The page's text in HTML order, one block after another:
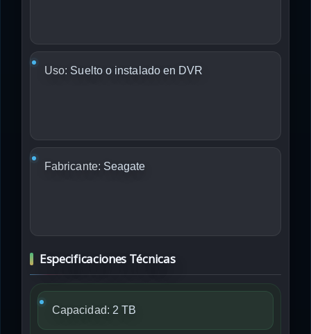
Uso: Suelto o instalado en DVR
Fabricante: Seagate
Especificaciones Técnicas
Capacidad: 2 TB